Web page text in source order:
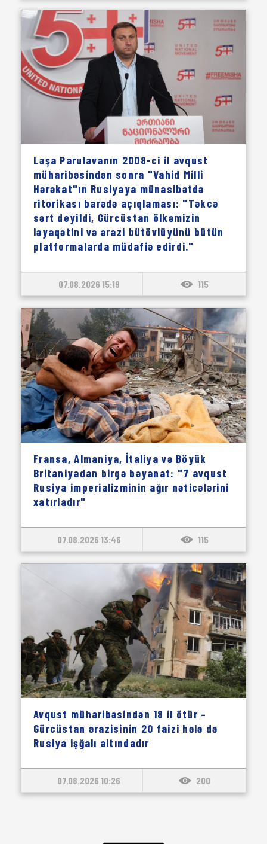
Ləşa Parulavanın 2008-ci il avqust
müharibəsindən sonra "Vahid Milli
Hərəkat"ın Rusiyaya münasibətdə
ritorikası barədə açıqlaması: "Təkcə
sərt deyildi, Gürcüstan ölkəmizin
ləyaqətini və ərazi bütövlüyünü bütün
platformalarda müdafiə edirdi."
07.08.2026 15:19 115
Fransa, Almaniya, İtaliya və Böyük
Britaniyadan birgə bəyanat: "7 avqust
Rusiya imperializminin ağır nəticələrini
xatırladır"
07.08.2026 13:46 115
Avqust müharibəsindən 18 il ötür –
Gürcüstan ərazisinin 20 faizi hələ də
Rusiya işğalı altındadır
07.08.2026 10:26 200